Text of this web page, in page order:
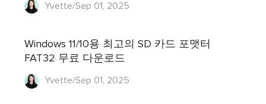
Yvette/Sep 01, 2025
Windows 11/10용 최고의 SD 카드 포맷터
FAT32 무료 다운로드
Yvette/Sep 01, 2025